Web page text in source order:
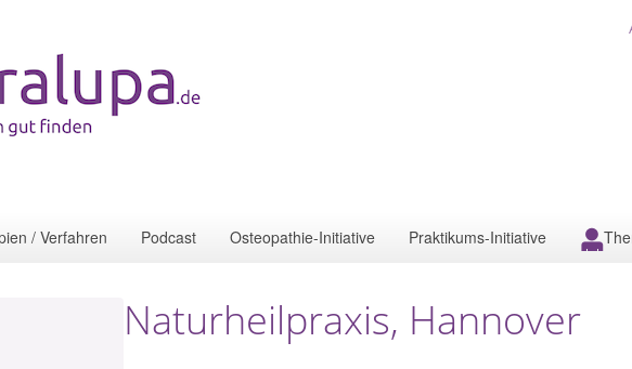
/ Verfahren Podcast Osteopathie-Initiative Praktikums-Initiative
Naturheilpraxis, Hannover